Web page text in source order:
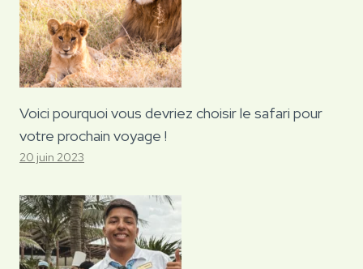
Voici pourquoi vous devriez choisir le safari pour
votre prochain voyage !
20 juin 2023